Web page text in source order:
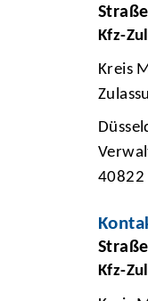
Kfz-
Kreis
40822
Kfz-